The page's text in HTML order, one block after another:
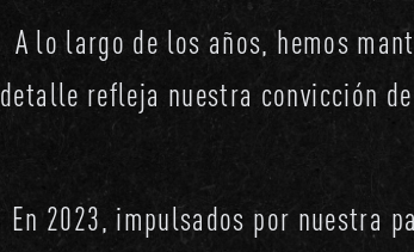
A lo largo de los años, hemos
detalle refleja nuestra convicción
En 2023, impulsados por nuestra